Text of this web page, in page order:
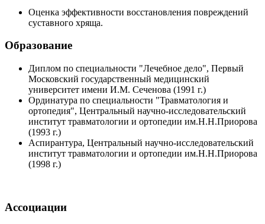
Оценка эффективности восстановления повреждений
суставного хряща.
Образование
Диплом по специальности "Лечебное дело", Первый
Московский государственный медицинский
университет имени И.М. Сеченова (1991 г.)
Ординатура по специальности "Травматология и
ортопедия", Центральный научно-исследовательский
институт травматологии и ортопедии им.Н.Н.Приорова
(1993 г.)
Аспирантура, Центральный научно-исследовательский
институт травматологии и ортопедии им.Н.Н.Приорова
(1998 г.)
Ассоциации